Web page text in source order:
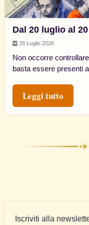
Dal 20 luglio al
28 Luglio 2026
Non occorre
basta essere presenti
Leggi tutto
Iscriviti alla